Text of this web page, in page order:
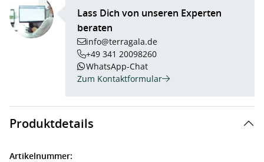
Lass Dich von unseren Experten
beraten
info@terragala.de
+49 341 20098260
WhatsApp-Chat
Zum Kontaktformular
Produktdetails
Artikelnummer: